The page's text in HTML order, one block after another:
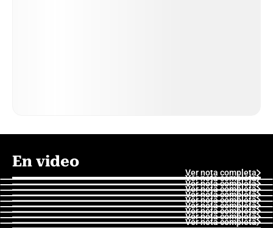
En video
Ver nota completa
Ver nota completa
Ver nota completa
Ver nota completa
Ver nota completa
Ver nota completa
Ver nota completa
Ver nota completa
Ver nota completa
Ver nota completa